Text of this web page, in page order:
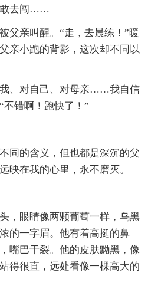
敢去闯……
父亲叫醒。“走，去晨练！”暖
亲小跑的背影，这次却不同以
、对自己、对母亲……我自信
错啊！跑快了！”
同的含义，但也都是深沉的父
映在我的心里，永不磨灭。
，眼睛像两颗葡萄一样，乌黑
的一字眉。他有着高挺的鼻
嘴巴干裂。他的皮肤黝黑，像
得很直，远处看像一棵高大的